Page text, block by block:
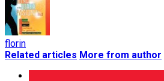
florin
Related articles More from author